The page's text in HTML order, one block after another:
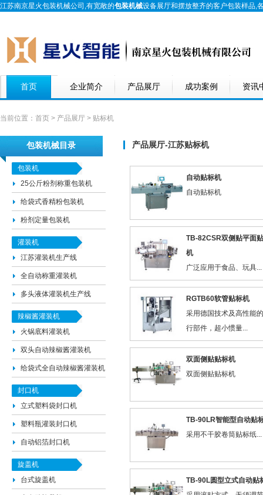
江苏南京星火包装机械公司,有宽敞的包装机械设备展厅和摆放整齐的客户包装样品,
首页 企业简介 产品展厅 成功案例 资讯
当前位置： 首页 > 产品展厅 > 贴标机
包装机械目录
包装机
25公斤粉剂称重包装机
给袋式香精粉包装机
粉剂定量包装机
灌装机
江苏灌装机生产线
全自动称重灌装机
多头液体灌装机生产线
辣椒酱灌装机
火锅底料灌装机
双头自动辣椒酱灌装机
给袋式全自动辣椒酱灌装机
封口机
立式塑料袋封口机
塑料瓶灌装封口机
自动铝箔封口机
旋盖机
台式旋盖机
产品展厅-江苏贴标机
自动贴标机
自动贴标机
TB-82CSR双侧贴平面
机
广泛应用于食品、玩具...
RGTB60软管贴标机
采用德国技术及高性能
行部件，超小惯量...
双面侧贴贴标机
双面侧贴贴标机
TB-90LR智能型自动贴
采用不干胶卷筒贴标纸...
TB-90L圆型立式自动贴